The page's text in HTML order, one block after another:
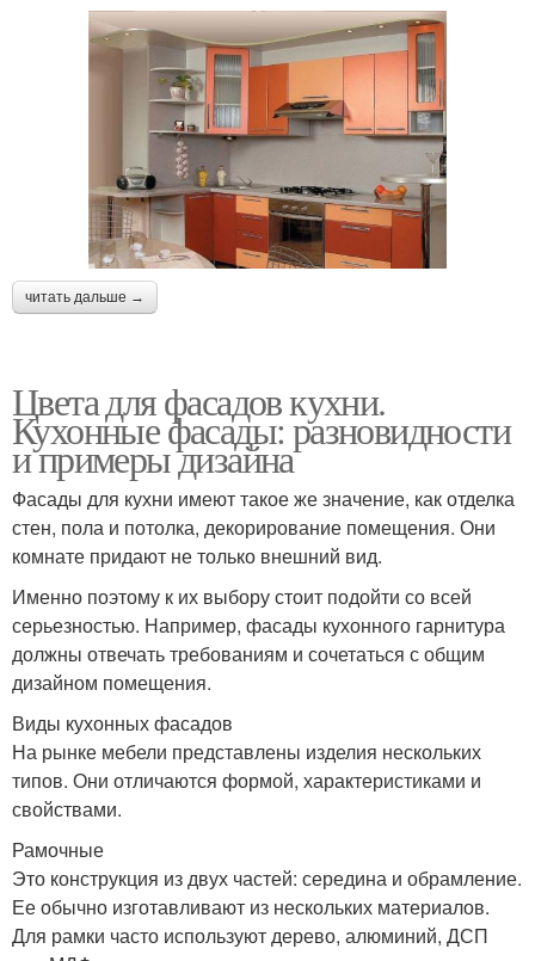
читать дальше →
Цвета для фасадов кухни.
Кухонные фасады: разновидности
и примеры дизайна
Фасады для кухни имеют такое же значение, как отделка
стен, пола и потолка, декорирование помещения. Они
комнате придают не только внешний вид.
Именно поэтому к их выбору стоит подойти со всей
серьезностью. Например, фасады кухонного гарнитура
должны отвечать требованиям и сочетаться с общим
дизайном помещения.
Виды кухонных фасадов
На рынке мебели представлены изделия нескольких
типов. Они отличаются формой, характеристиками и
свойствами.
Рамочные
Это конструкция из двух частей: середина и обрамление.
Ее обычно изготавливают из нескольких материалов.
Для рамки часто используют дерево, алюминий, ДСП